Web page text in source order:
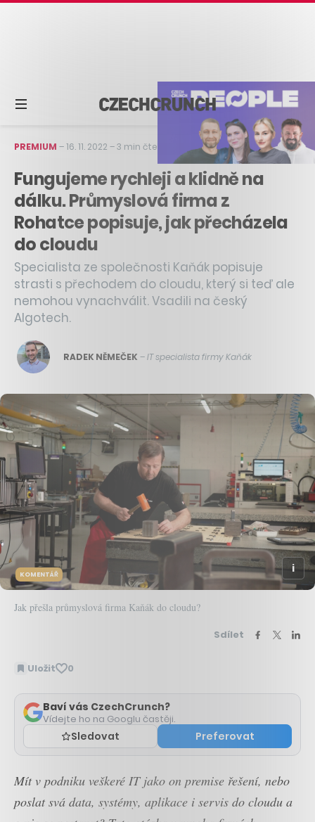
PREMIUM –16. 11. 2022 –3 min čtení
Fungujeme rychleji a klidně na
dálku. Průmyslová firma z
Rohatce popisuje, jak přecházela
do cloudu
Specialista ze společnosti Kaňák popisuje
strasti s přechodem do cloudu, který si teď ale
nemohou vynachválit. Vsadili na český
Algotech.
RADEK NĚMEČEK –IT specialista firmy Kaňák
KOMENTÁŘ
Jak přešla průmyslová firma Kaňák do cloudu?
Sdílet
Uložit 0
Baví vás CzechCrunch?
Vídejte ho na Googlu častěji.
Sledovat Preferovat
Mít v podniku veškeré IT jako on premise řešení, nebo
poslat svá data, systémy, aplikace i servis do cloudu a